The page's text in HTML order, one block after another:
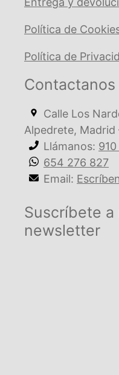
Política de
Política de
Contactanos
Calle Los
Alpedrete, Madrid
Llámanos:
654 276 827
Email:
Suscríbete a
newsletter